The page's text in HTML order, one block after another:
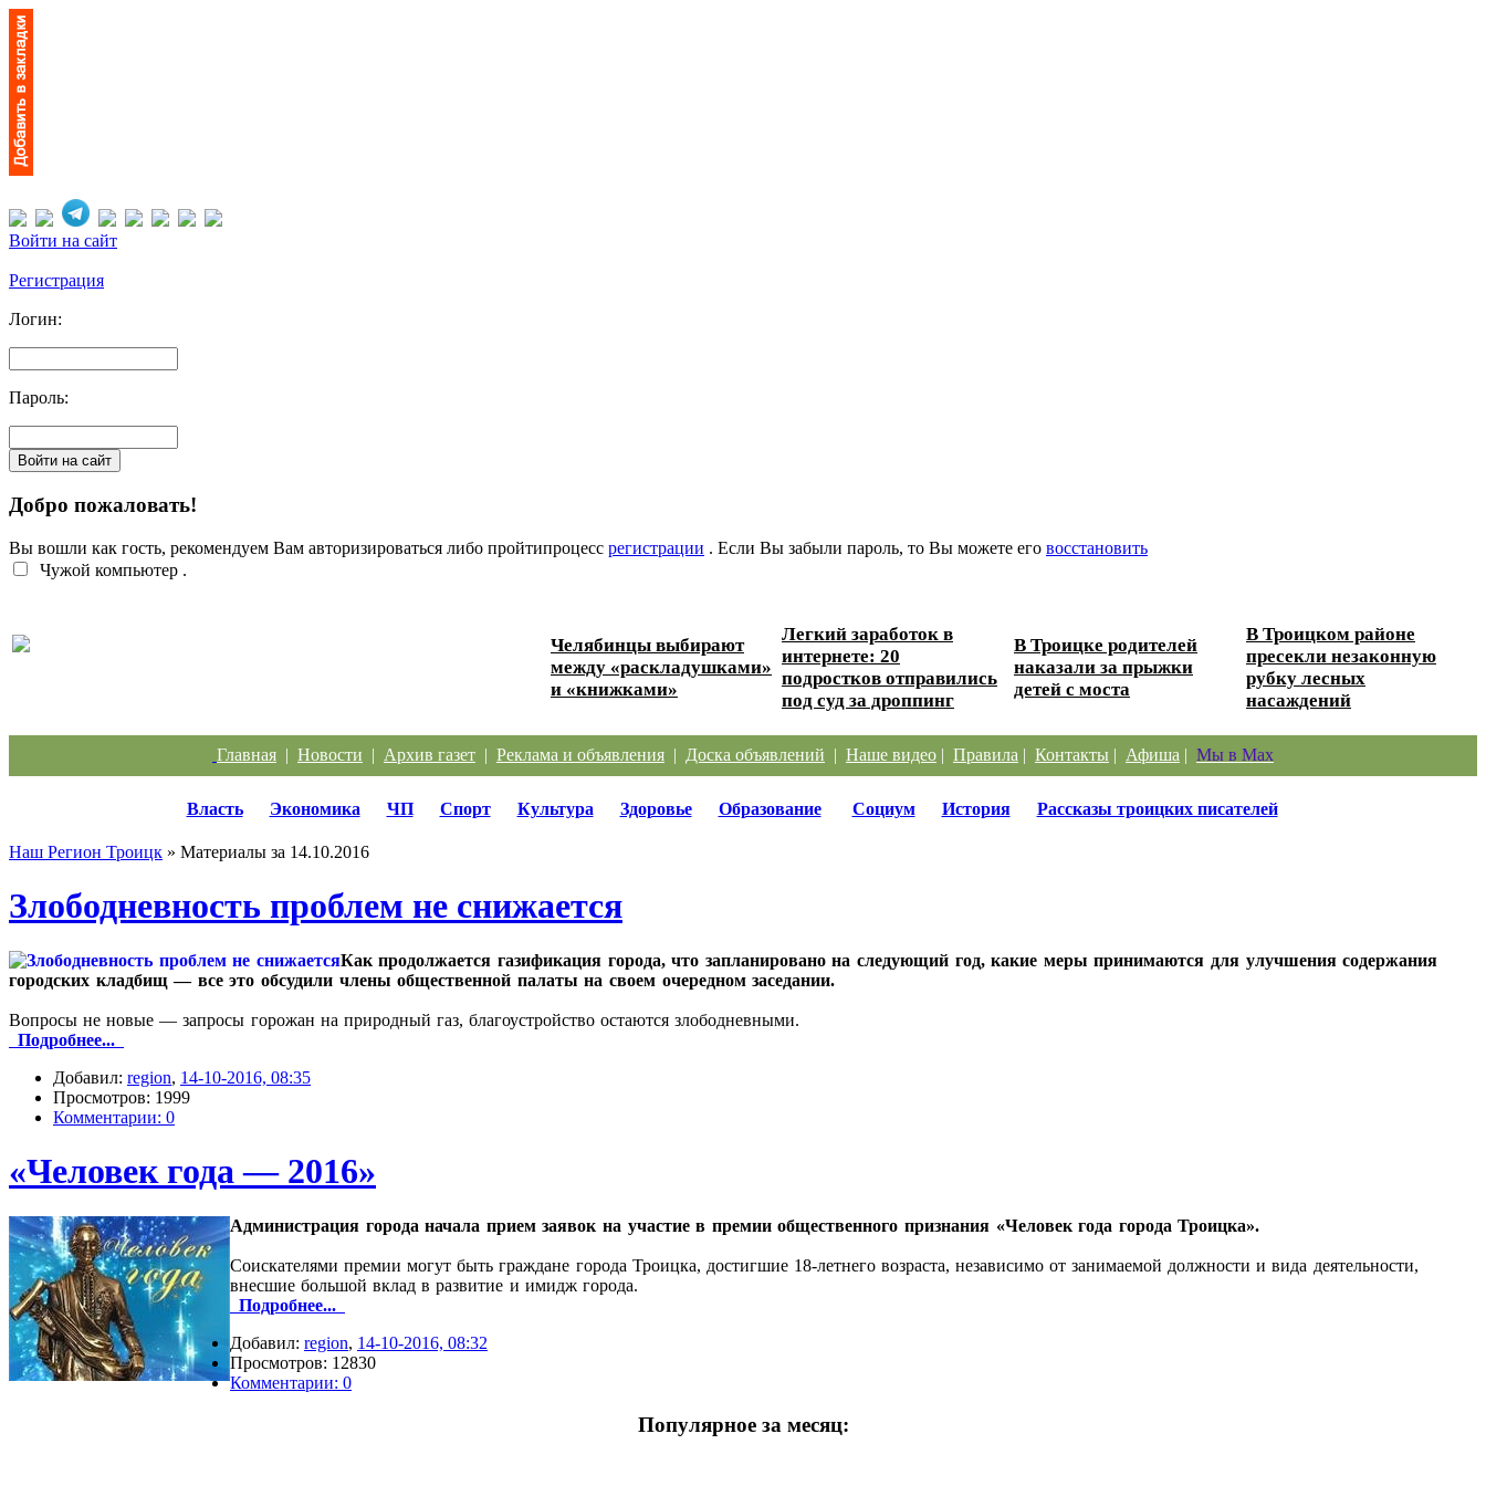
Войти на сайт
Регистрация
Логин:
Пароль:
Добро пожаловать!
Вы вошли как гость, рекомендуем Вам авторизироваться либо пройтипроцесс регистрации . Если Вы забыли пароль, то Вы можете его восстановить
Чужой компьютер .
Челябинцы выбирают
между «раскладушками»
и «книжками»
Легкий заработок в
интернете: 20
подростков отправились
под суд за дроппинг
В Троицке родителей
наказали за прыжки
детей с моста
В Троицком районе
пресекли незаконную
рубку лесных
насаждений
Главная | Новости | Архив газет | Реклама и объявления | Доска объявлений | Наше видео | Правила | Контакты | Афиша | Мы в Max
Власть Экономика ЧП Спорт Культура Здоровье Образование Социум История Рассказы троицких писателей
Наш Регион Троицк » Материалы за 14.10.2016
Злободневность проблем не снижается
Как продолжается газификация города, что запланировано на следующий год, какие меры принимаются для улучшения содержания
городских кладбищ — все это обсудили члены общественной палаты на своем очередном заседании.
Вопросы не новые — запросы горожан на природный газ, благоустройство остаются злободневными.
Подробнее...
Добавил: region, 14-10-2016, 08:35
Просмотров: 1999
Комментарии: 0
«Человек года — 2016»
Администрация города начала прием заявок на участие в премии общественного признания «Человек года города Троицка».
Соискателями премии могут быть граждане города Троицка, достигшие 18‑летнего возраста, независимо от занимаемой должности и вида деятельности,
внесшие большой вклад в развитие и имидж города.
Подробнее...
Добавил: region, 14-10-2016, 08:32
Просмотров: 12830
Комментарии: 0
Популярное за месяц: